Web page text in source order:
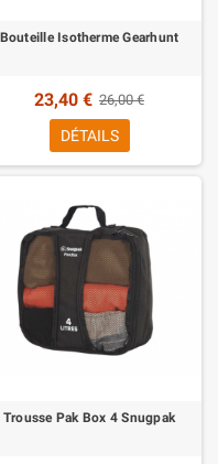
Bouteille Isotherme Gearhunt
23,40 € 26,00 €
DÉTAILS
Trousse Pak Box 4 Snugpak